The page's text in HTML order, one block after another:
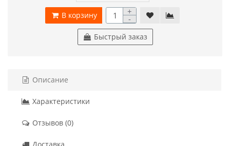
В корзину +
-
Быстрый заказ
Описание
Характеристики
Отзывов (0)
Доставка